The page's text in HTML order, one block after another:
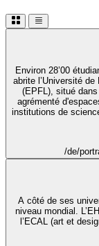
Environ 28’00
abrite l’Université
(EPFL), situé
agrémenté
institutions de
/de/
A côté de ses
niveau mondial.
l’ECAL (art et